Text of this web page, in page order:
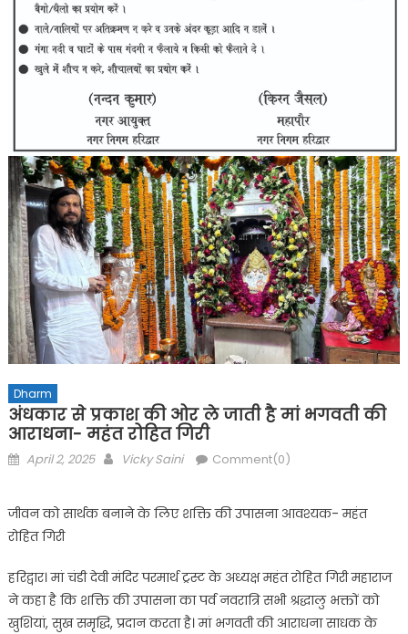
Dharm
अंधकार से प्रकाश की ओर ले जाती है मां भगवती की
आराधना- महंत रोहित गिरी
Posted
April 2, 2025 Author
Vicky Saini Comment(0)
जीवन को सार्थक बनाने के लिए शक्ति की उपासना आवश्यक- महंत
रोहित गिरी
हरिद्वार। मां चंडी देवी मंदिर परमार्थ ट्रस्ट के अध्यक्ष महंत रोहित गिरी महाराज
ने कहा है कि शक्ति की उपासना का पर्व नवरात्रि सभी श्रद्धालु भक्तों को
खुशियां, सुख समृद्धि, प्रदान करता है। मां भगवती की आराधना साधक के